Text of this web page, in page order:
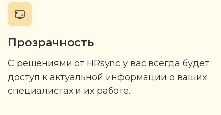
Прозрачность
C решениями от HRsync у вас всегда будет
доступ к актуальной информации о ваших
специалистах и их работе.